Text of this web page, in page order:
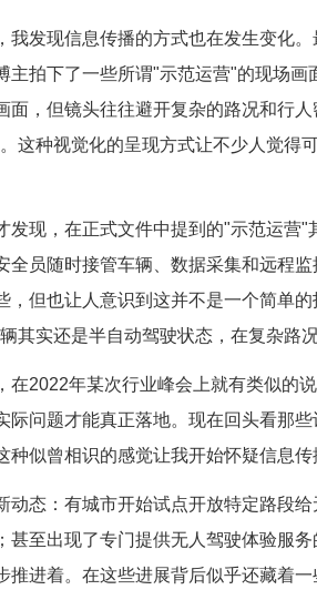
我发现信息传播的方式也在发生变化
主拍下了一些所谓"示范运营"的现场
面，但镜头往往避开复杂的路况和行
这种视觉化的呈现方式让不少人觉得
发现，在正式文件中提到的"示范运营
全员随时接管车辆、数据采集和远程
，但也让人意识到这并不是一个简单
其实还是半自动驾驶状态，在复杂路
在2022年某次行业峰会上就有类似的
际问题才能真正落地。现在回头看那
种似曾相识的感觉让我开始怀疑信息传
动态：有城市开始试点开放特定路段
甚至出现了专门提供无人驾驶体验服
推进着。在这些进展背后似乎还藏着